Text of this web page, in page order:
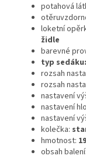
potahová
loketní
židle
barevné
typ sedáku:
rozsah
rozsah
nastavení
nastavení
nastavení
kolečka:
hmotnost:
obsah